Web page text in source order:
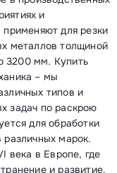
и
применяют для резки
металлов толщиной
3200 мм. Купить
– мы
типов и
задач по раскрою
для обработки
различных марок.
века в Европе, где
и развитие.